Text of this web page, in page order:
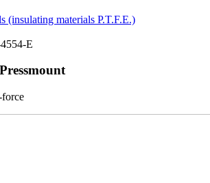
(insulating materials P.T.F.E.)
E
Pressmount
force